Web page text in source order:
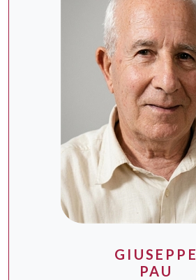
GIUSEPPE
PAU